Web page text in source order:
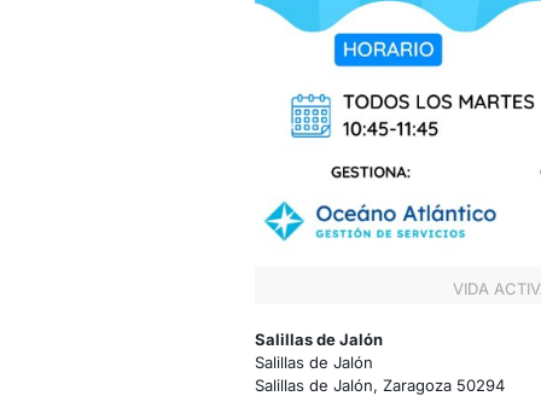
VIDA
Salillas de Jalón
Salillas de Jalón
Salillas de Jalón, Zaragoza 50294